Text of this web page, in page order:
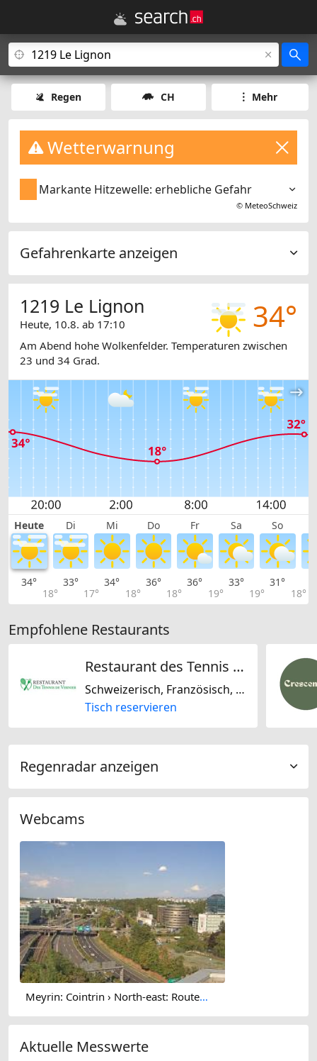
Regen CH Mehr
Wetterwarnung
Markante Hitzewelle: erhebliche Gefahr
© MeteoSchweiz
Gefahrenkarte anzeigen
34°
1219 Le Lignon
Heute, 10.8. ab 17:10
Am Abend hohe Wolkenfelder. Temperaturen zwischen
23 und 34 Grad.
Heute Di Mi Do Fr Sa So
34°
18°
33°
17°
34°
18°
36°
18°
36°
19°
33°
19°
31°
18°
Empfohlene Restaurants
Restaurant des Tennis de Vernier
Schweizerisch, Französisch, Italienisch, International, Mediterran, Steakhouse, Regional
Tisch reservieren
Regenradar anzeigen
Webcams
Meyrin: Cointrin › North-east: Route de l'Aéroport
Aktuelle Messwerte